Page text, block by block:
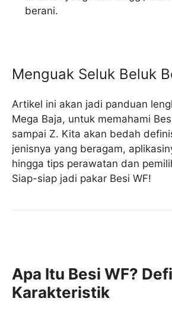
berani.
Menguak Seluk Beluk
Artikel ini akan jadi panduan
Mega Baja, untuk memahami
sampai Z. Kita akan bedah
jenisnya yang beragam,
hingga tips perawatan dan
Siap-siap jadi pakar Besi WF!
Apa Itu Besi WF?
Karakteristik